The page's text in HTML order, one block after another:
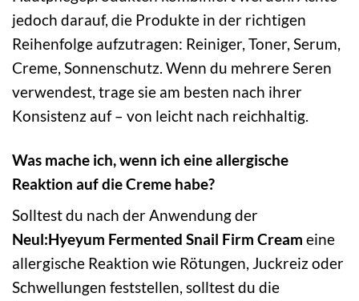
jedoch darauf, die Produkte in der richtigen
Reihenfolge aufzutragen: Reiniger, Toner, Serum,
Creme, Sonnenschutz. Wenn du mehrere Seren
verwendest, trage sie am besten nach ihrer
Konsistenz auf – von leicht nach reichhaltig.
Was mache ich, wenn ich eine allergische
Reaktion auf die Creme habe?
Solltest du nach der Anwendung der
Neul:Hyeyum Fermented Snail Firm Cream eine
allergische Reaktion wie Rötungen, Juckreiz oder
Schwellungen feststellen, solltest du die